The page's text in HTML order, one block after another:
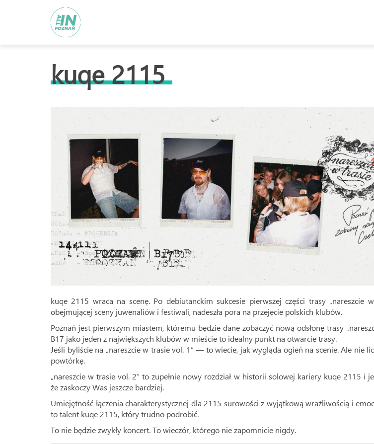
kuqe 2115
kuqe 2115 wraca na scenę. Po debiutanckim sukcesie pierwszej części trasy „nareszcie
obejmującej sceny juwenaliów i festiwali, nadeszła pora na przejęcie polskich klubów.
Poznań jest pierwszym miastem, któremu będzie dane zobaczyć nową odsłonę trasy
B17 jako jeden z największych klubów w mieście to idealny punkt na otwarcie trasy.
Jeśli byliście na „nareszcie w trasie vol. 1” — to wiecie, jak wygląda ogień na scenie. Ale nie
powtórkę.
„nareszcie w trasie vol. 2” to zupełnie nowy rozdział w historii solowej kariery kuqe 2115 i
że zaskoczy Was jeszcze bardziej.
Umiejętność łączenia charakterystycznej dla 2115 surowości z wyjątkową wrażliwością i
to talent kuqe 2115, który trudno podrobić.
To nie będzie zwykły koncert. To wieczór, którego nie zapomnicie nigdy.